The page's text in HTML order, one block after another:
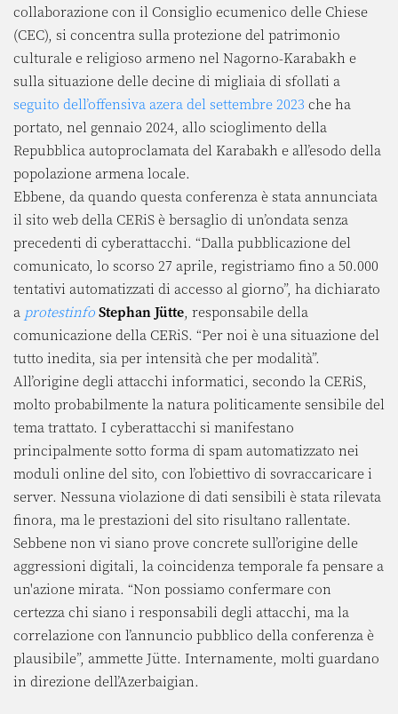
collaborazione con il Consiglio ecumenico delle Chiese
(CEC), si concentra sulla protezione del patrimonio
culturale e religioso armeno nel Nagorno-Karabakh e
sulla situazione delle decine di migliaia di sfollati a
seguito dell’offensiva azera del settembre 2023 che ha
portato, nel gennaio 2024, allo scioglimento della
Repubblica autoproclamata del Karabakh e all’esodo della
popolazione armena locale.
Ebbene, da quando questa conferenza è stata annunciata
il sito web della CERiS è bersaglio di un’ondata senza
precedenti di cyberattacchi. “Dalla pubblicazione del
comunicato, lo scorso 27 aprile, registriamo fino a 50.000
tentativi automatizzati di accesso al giorno”, ha dichiarato
a protestinfoStephan Jütte, responsabile della
comunicazione della CERiS. “Per noi è una situazione del
tutto inedita, sia per intensità che per modalità”.
All’origine degli attacchi informatici, secondo la CERiS,
molto probabilmente la natura politicamente sensibile del
tema trattato. I cyberattacchi si manifestano
principalmente sotto forma di spam automatizzato nei
moduli online del sito, con l’obiettivo di sovraccaricare i
server. Nessuna violazione di dati sensibili è stata rilevata
finora, ma le prestazioni del sito risultano rallentate.
Sebbene non vi siano prove concrete sull’origine delle
aggressioni digitali, la coincidenza temporale fa pensare a
un'azione mirata. “Non possiamo confermare con
certezza chi siano i responsabili degli attacchi, ma la
correlazione con l’annuncio pubblico della conferenza è
plausibile”, ammette Jütte. Internamente, molti guardano
in direzione dell’Azerbaigian.